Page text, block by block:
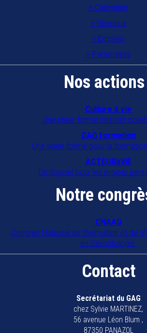
Calendrier
Réseaux
Emplois
Partenaires
Nos
Culture à vie
Une plate-forme Internet
GAG formation
Une plate-forme pour la
ACTEURàVIE
Un logiciel pour les projets
Notre
CNAAG
Congrès National de l'Animation et de
en Gérontologie.
Contact
Secrétariat du GAG
chez Sylvie MARTINEZ,
56 avenue Léon Blum ,
87350 PANAZOL